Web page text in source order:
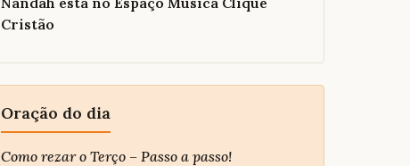
Cristão
Oração do dia
Como rezar o Terço – Passo a passo!